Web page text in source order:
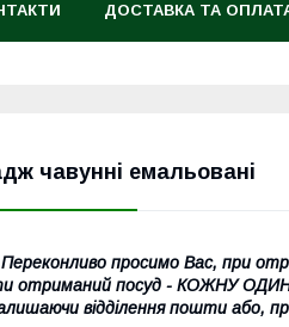
ДОСТАВКА ТА
чавунні емальовані
просимо Вас, при
отриманий посуд - КОЖНУ
відділення пошти або,